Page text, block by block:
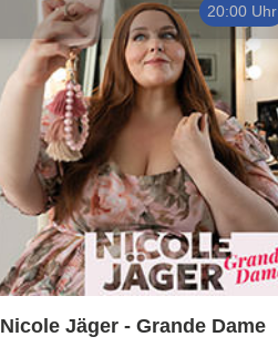
20:00 Uhr
Nicole Jäger - Grande Dame